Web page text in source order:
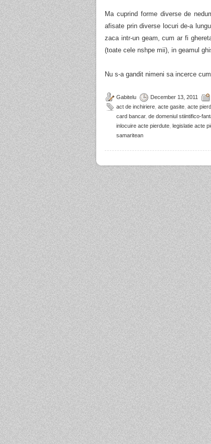
Ma cuprind forme diverse de
afisate prin diverse locuri de-a
zaca intr-un geam, cum ar fi
(toate cele nshpe mii), in geamul
Nu s-a gandit nimeni sa incerce
Gabitelu December 13, 2011
act de inchiriere acte gasite acte
card bancar, de domeniul stiintifico-
inlocuire acte pierdute legislatie acte
samaritean